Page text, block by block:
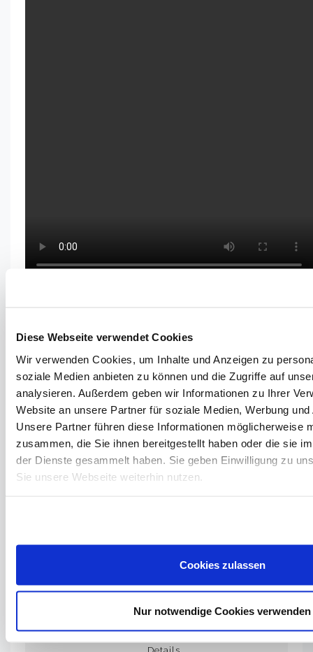
Diese Webseite verwendet Cookies
Wir verwenden Cookies, um Inhalte und Anzeigen zu
soziale Medien anbieten zu können und die Zugriffe auf
analysieren. Außerdem geben wir Informationen zu Ihrer
Website an unsere Partner für soziale Medien, Werbung
Unsere Partner führen diese Informationen möglicherweise
zusammen, die Sie ihnen bereitgestellt haben oder die sie
der Dienste gesammelt haben. Sie geben Einwilligung zu
Sie unsere Webseite weiterhin nutzen.
Cookies zulassen
Nur notwendige Cookies verwenden
Already sold.
PRICE LIST INSTRUMENTS FROM OUR
OWN WORKSHOP
MORE INSTRUMENTS
MARKNEUKIRCHEN 1956 - C-446
Celli